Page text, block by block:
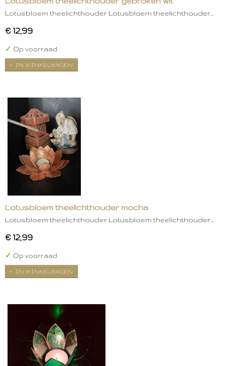
Lotusbloem theelichthouder Lotusbloem theelichthouder…
€ 12,99
✓ Op voorraad
IN WINKELWAGEN
Lotusbloem theelichthouder mocha
Lotusbloem theelichthouder Lotusbloem theelichthouder…
€ 12,99
✓ Op voorraad
IN WINKELWAGEN